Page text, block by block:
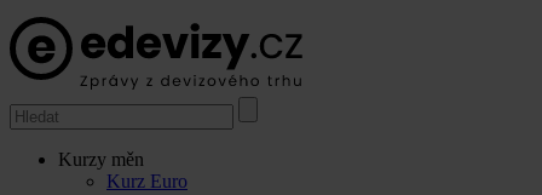
Kurzy měn
Kurz Euro